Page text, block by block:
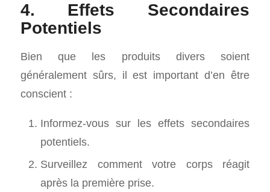
4. Effets Secondaires
Potentiels
Bien que les produits divers soient
généralement sûrs, il est important d’en être
conscient :
Informez-vous sur les effets secondaires
potentiels.
Surveillez comment votre corps réagit
après la première prise.